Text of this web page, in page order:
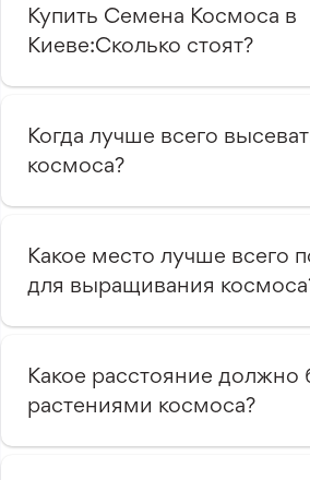
Купить Семена Космоса в
Киеве:Сколько стоят?
Когда лучше всего
космоса?
Какое место лучше всего
для выращивания
Какое расстояние
растениями космоса?